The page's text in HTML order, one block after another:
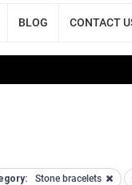
BLOG CONTACT
Stone bracelets